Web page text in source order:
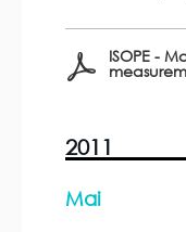
ISOPE -
2011
Mai